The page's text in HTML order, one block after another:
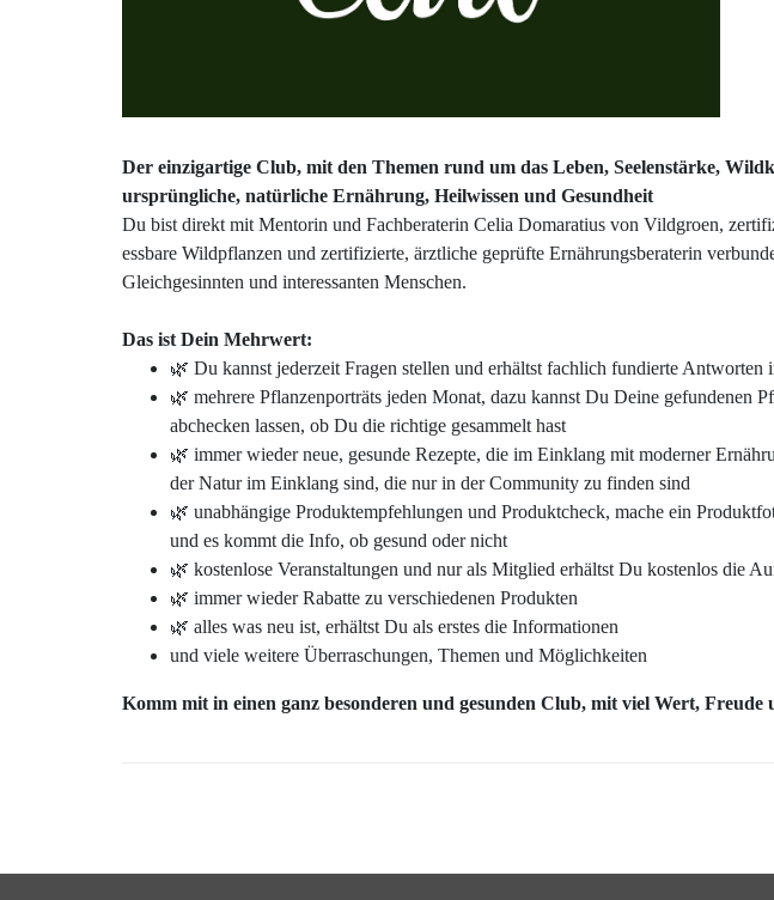
Der einzigartige Club, mit den Themen rund um das Leben, Seelenstärke,
ursprüngliche, natürliche Ernährung, Heilwissen und Gesundheit
Du bist direkt mit Mentorin und Fachberaterin Celia Domaratius von Vildgroen,
essbare Wildpflanzen und zertifizierte, ärztliche geprüfte Ernährungsberaterin
Gleichgesinnten und interessanten Menschen.
Das ist Dein Mehrwert:
🌿 Du kannst jederzeit Fragen stellen und erhältst fachlich fundierte Antworten
🌿 mehrere Pflanzenporträts jeden Monat, dazu kannst Du Deine gefundenen
abchecken lassen, ob Du die richtige gesammelt hast
🌿 immer wieder neue, gesunde Rezepte, die im Einklang mit moderner
der Natur im Einklang sind, die nur in der Community zu finden sind
🌿 unabhängige Produktempfehlungen und Produktcheck, mache ein
und es kommt die Info, ob gesund oder nicht
🌿 kostenlose Veranstaltungen und nur als Mitglied erhältst Du kostenlos die
🌿 immer wieder Rabatte zu verschiedenen Produkten
🌿 alles was neu ist, erhältst Du als erstes die Informationen
und viele weitere Überraschungen, Themen und Möglichkeiten
Komm mit in einen ganz besonderen und gesunden Club, mit viel Wert,